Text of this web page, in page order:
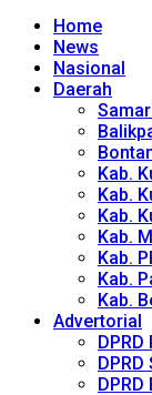
Home
News
Nasional
Daerah
Kab.
Kab.
Kab.
Kab.
Kab.
Kab.
Kab.
Advertorial
DPRD
DPRD
DPRD